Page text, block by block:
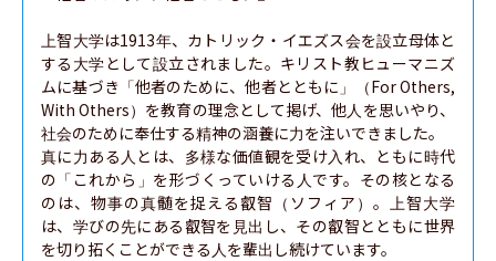
上智大学は1913年、カトリック・イエズス会を設立母体と
する大学として設立されました。キリスト教ヒューマニズ
ムに基づき「他者のために、他者とともに」（For Others,
With Others）を教育の理念として掲げ、他人を思いやり、
社会のために奉仕する精神の涵養に力を注いできました。
真に力ある人とは、多様な価値観を受け入れ、ともに時代
の「これから」を形づくっていける人です。その核となる
のは、物事の真髄を捉える叡智（ソフィア）。上智大学
は、学びの先にある叡智を見出し、その叡智とともに世界
を切り拓くことができる人を輩出し続けています。